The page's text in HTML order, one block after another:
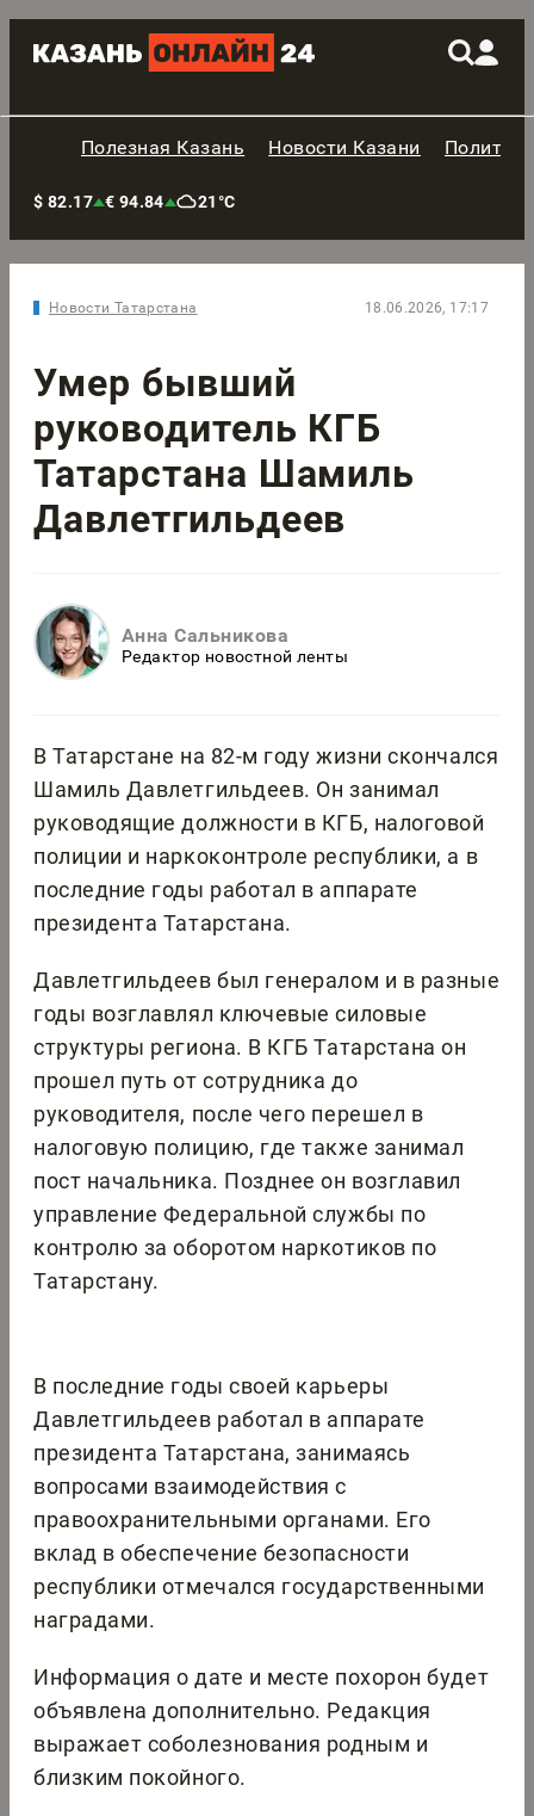
Полезная Казань Новости Казани
$ 82.17 € 94.84 21°C
Новости Татарстана 18.06.2026, 17:17
Умер бывший
руководитель КГБ
Татарстана Шамиль
Давлетгильдеев
Анна Сальникова
Редактор новостной ленты
В Татарстане на 82-м году жизни скончался
Шамиль Давлетгильдеев. Он занимал
руководящие должности в КГБ, налоговой
полиции и наркоконтроле республики, а в
последние годы работал в аппарате
президента Татарстана.
Давлетгильдеев был генералом и в разные
годы возглавлял ключевые силовые
структуры региона. В КГБ Татарстана он
прошел путь от сотрудника до
руководителя, после чего перешел в
налоговую полицию, где также занимал
пост начальника. Позднее он возглавил
управление Федеральной службы по
контролю за оборотом наркотиков по
Татарстану.
В последние годы своей карьеры
Давлетгильдеев работал в аппарате
президента Татарстана, занимаясь
вопросами взаимодействия с
правоохранительными органами. Его
вклад в обеспечение безопасности
республики отмечался государственными
наградами.
Информация о дате и месте похорон будет
объявлена дополнительно. Редакция
выражает соболезнования родным и
близким покойного.